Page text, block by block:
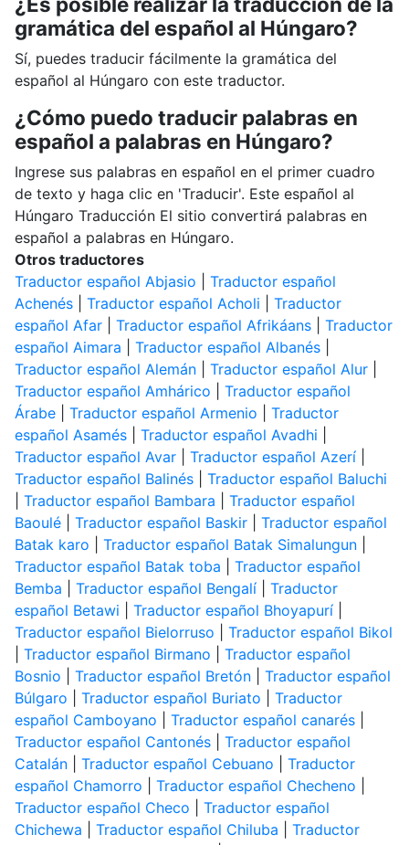
gramática del español al Húngaro?
Sí, puedes traducir fácilmente la gramática del
español al Húngaro con este traductor.
¿Cómo puedo traducir palabras en
español a palabras en Húngaro?
Ingrese sus palabras en español en el primer cuadro
de texto y haga clic en 'Traducir'. Este español al
Húngaro Traducción El sitio convertirá palabras en
español a palabras en Húngaro.
Otros traductores
Traductor español Abjasio
Traductor español
Achenés| Traductor español Acholi
Traductor
español Afar| Traductor español Afrikáans| Traductor
español Aimara
Traductor español Albanés|
Traductor español Alemán| Traductor español Alur|
Traductor español Amhárico
Traductor español
Árabe| Traductor español Armenio
Traductor
español Asamés| Traductor español Avadhi
Traductor español Avar| Traductor español Azerí|
Traductor español Balinés| Traductor español Baluchi
Traductor español Bambara
Traductor español
Baoulé| Traductor español Baskir| Traductor español
Batak karo
Traductor español Batak Simalungun|
Traductor español Batak toba
Traductor español
Bemba
Traductor español Bengalí| Traductor
español Betawi
Traductor español Bhoyapurí|
Traductor español Bielorruso
Traductor español Bikol
Traductor español Birmano
Traductor español
Bosnio
Traductor español Bretón| Traductor español
Búlgaro
Traductor español Buriato
Traductor
español Camboyano
Traductor español canarés|
Traductor español Cantonés| Traductor español
Catalán| Traductor español Cebuano
Traductor
español Chamorro
Traductor español Checheno
Traductor español Checo
Traductor español
Chichewa
Traductor español Chiluba
Traductor